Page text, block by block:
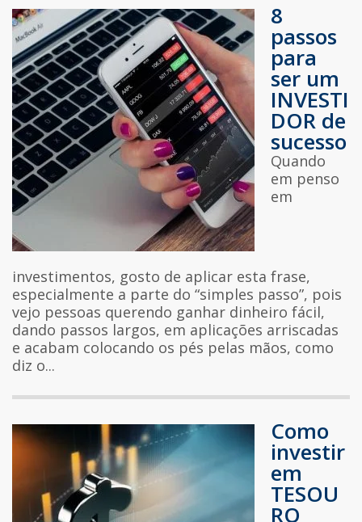
8
passos
para
ser um
INVESTI
DOR de
sucesso
Quando
em penso
em
investimentos, gosto de aplicar esta frase,
especialmente a parte do “simples passo”, pois
vejo pessoas querendo ganhar dinheiro fácil,
dando passos largos, em aplicações arriscadas
e acabam colocando os pés pelas mãos, como
diz o...
Como
investir
em
TESOU
RO